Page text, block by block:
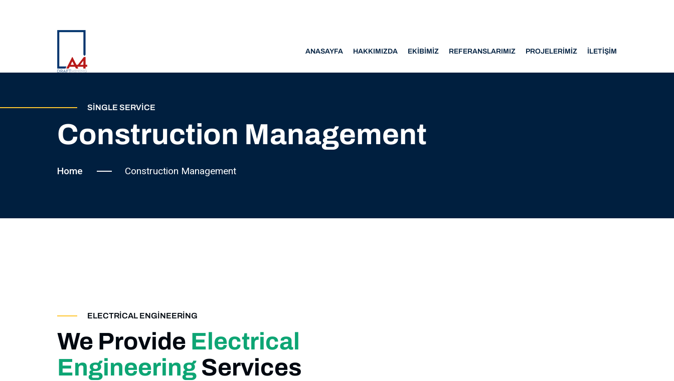
ANASAYFA HAKKIMIZDA EKIBIMIZ REFERANSLARIMIZ PROJELERIMIZ İLETIŞIM
SINGLE SERVICE
Construction Management
Home Construction Management
ELECTRICAL ENGINEERING
We Provide Electrical
Engineering Services